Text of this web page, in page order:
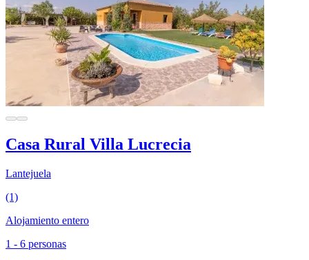
Casa Rural Villa Lucrecia
Lantejuela
(1)
Alojamiento entero
1 - 6 personas